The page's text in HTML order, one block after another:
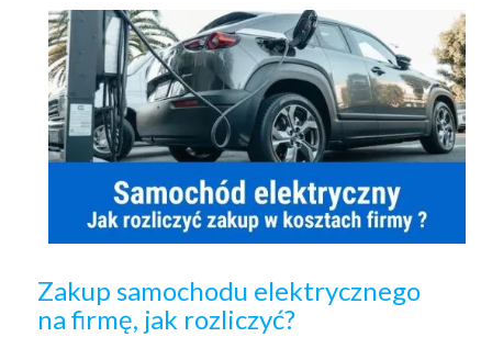
Zakup samochodu elektrycznego
na firmę, jak rozliczyć?